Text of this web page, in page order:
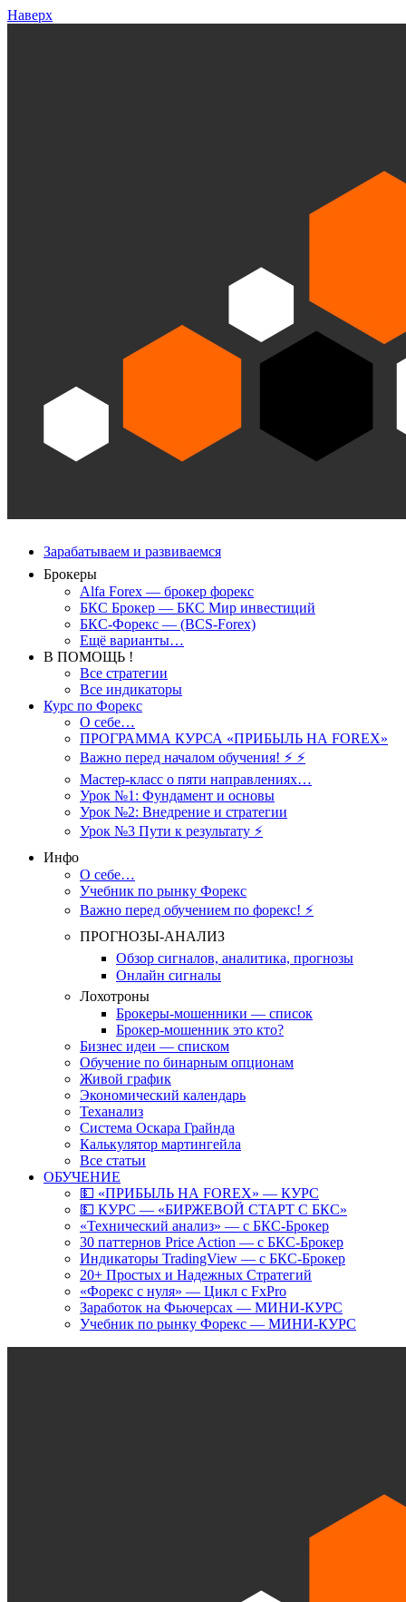
Наверх
Зарабатываем и развиваемся
Брокеры
Alfa Forex — брокер форекс
БКС Брокер — БКС Мир инвестиций
БКС-Форекс — (BCS-Forex)
Ещё варианты…
В ПОМОЩЬ !
Все стратегии
Все индикаторы
Курс по Форекс
О себе…
ПРОГРАММА КУРСА «ПРИБЫЛЬ НА FOREX»
Важно перед началом обучения! ⚡ ⚡
Мастер-класс о пяти направлениях…
Урок №1: Фундамент и основы
Урок №2: Внедрение и стратегии
Урок №3 Пути к результату ⚡️
Инфо
О себе…
Учебник по рынку Форекс
Важно перед обучением по форекс! ⚡
ПРОГНОЗЫ-АНАЛИЗ
Обзор сигналов, аналитика, прогнозы
Онлайн сигналы
Лохотроны
Брокеры-мошенники — список
Брокер-мошенник это кто?
Бизнес идеи — списком
Обучение по бинарным опционам
Живой график
Экономический календарь
Теханализ
Система Оскара Грайнда
Калькулятор мартингейла
Все статьи
ОБУЧЕНИЕ
💵 «ПРИБЫЛЬ НА FOREX» — КУРС
💵 КУРС — «БИРЖЕВОЙ СТАРТ С БКС»
«Технический анализ» — с БКС-Брокер
30 паттернов Price Action — с БКС-Брокер
Индикаторы TradingView — с БКС-Брокер
20+ Простых и Надежных Стратегий
«Форекс с нуля» — Цикл с FxPro
Заработок на Фьючерсах — МИНИ-КУРС
Учебник по рынку Форекс — МИНИ-КУРС